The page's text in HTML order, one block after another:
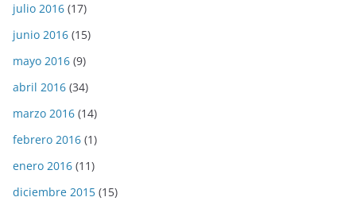
julio 2016 (17)
junio 2016 (15)
mayo 2016 (9)
abril 2016 (34)
marzo 2016 (14)
febrero 2016 (1)
enero 2016 (11)
diciembre 2015 (15)